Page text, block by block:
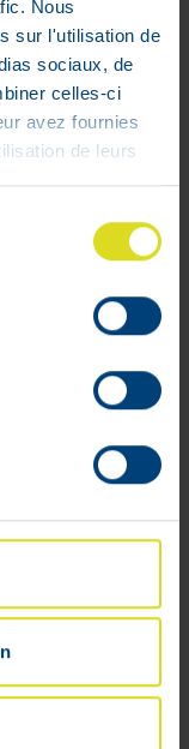
Nous
sur l'utilisation de
sociaux, de
celles-ci
avez fournies
de leurs
et chez
des
la
de
vitamine K),
du temps